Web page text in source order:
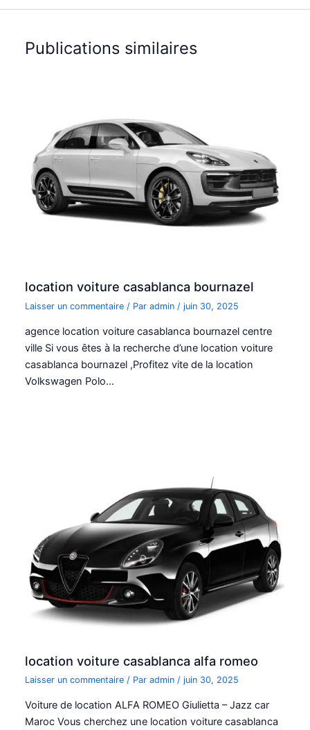
Publications similaires
location voiture casablanca bournazel
Laisser un commentaire / Paradmin /juin 30, 2025
agence location voiture casablanca bournazel centre
ville Si vous êtes à la recherche d’une location voiture
casablanca bournazel ,Profitez vite de la location
Volkswagen Polo…
location voiture casablanca alfa romeo
Laisser un commentaire / Paradmin /juin 30, 2025
Voiture de location ALFA ROMEO Giulietta – Jazz car
Maroc Vous cherchez une location voiture casablanca